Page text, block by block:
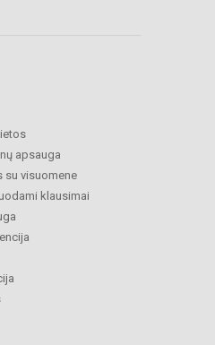
apsauga
su visuomene
klausimai